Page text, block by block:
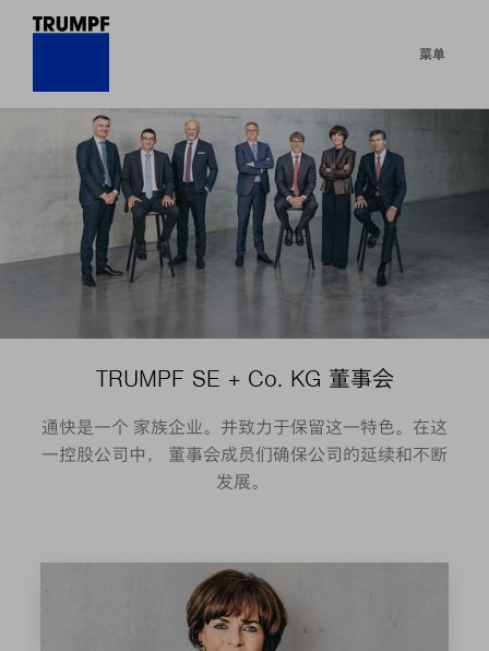
菜单
TRUMPF SE + Co. KG 董事会
通快是一个 家族企业。并致力于保留这一特色。在这
一控股公司中， 董事会成员们确保公司的延续和不断
发展。